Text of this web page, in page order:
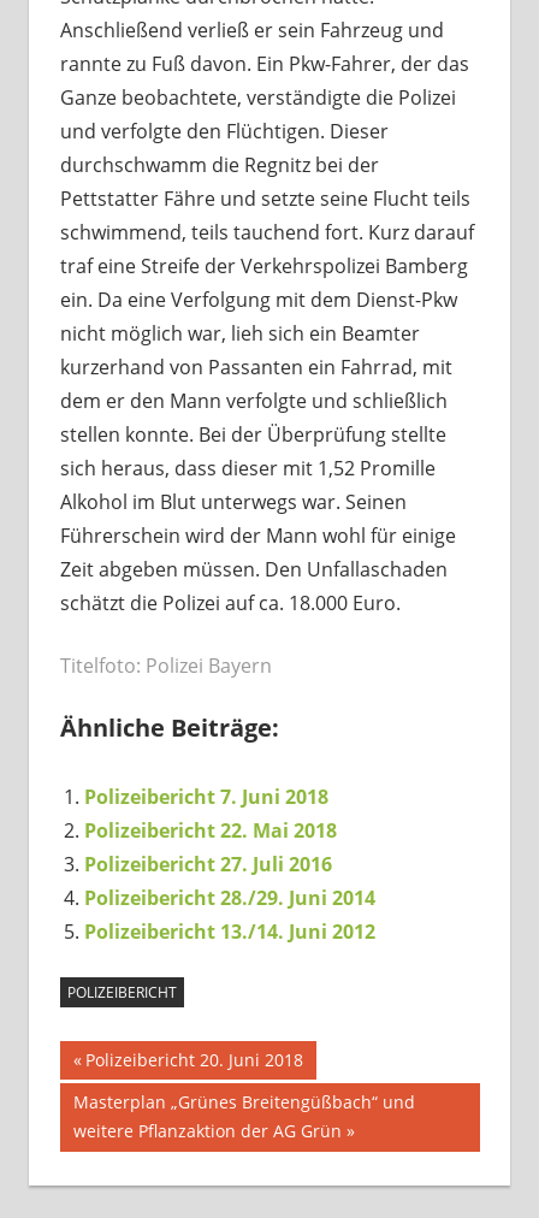
Anschließend verließ er sein Fahrzeug und
rannte zu Fuß davon. Ein Pkw-Fahrer, der das
Ganze beobachtete, verständigte die Polizei
und verfolgte den Flüchtigen. Dieser
durchschwamm die Regnitz bei der
Pettstatter Fähre und setzte seine Flucht teils
schwimmend, teils tauchend fort. Kurz darauf
traf eine Streife der Verkehrspolizei Bamberg
ein. Da eine Verfolgung mit dem Dienst-Pkw
nicht möglich war, lieh sich ein Beamter
kurzerhand von Passanten ein Fahrrad, mit
dem er den Mann verfolgte und schließlich
stellen konnte. Bei der Überprüfung stellte
sich heraus, dass dieser mit 1,52 Promille
Alkohol im Blut unterwegs war. Seinen
Führerschein wird der Mann wohl für einige
Zeit abgeben müssen. Den Unfallaschaden
schätzt die Polizei auf ca. 18.000 Euro.
Titelfoto: Polizei Bayern
Ähnliche Beiträge:
Polizeibericht 7. Juni 2018
Polizeibericht 22. Mai 2018
Polizeibericht 27. Juli 2016
Polizeibericht 28./29. Juni 2014
Polizeibericht 13./14. Juni 2012
POLIZEIBERICHT
Beitragsnavigation
Vorheriger
Beitrag:
Polizeibericht 20. Juni 2018
Nächster
Beitrag:
Masterplan „Grünes Breitengüßbach“ und
weitere Pflanzaktion der AG Grün